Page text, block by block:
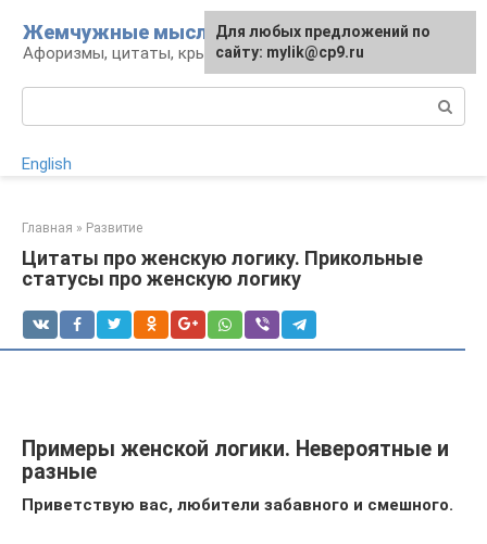
контенту
Жемчужные мысли
Афоризмы, цитаты, крылатые фразы
English
Главная » Развитие
Цитаты про женскую логику. Прикольные
статусы про женскую логику
Примеры женской логики. Невероятные и
разные
Приветствую вас, любители забавного и смешного.
Для любых предложений по
сайту: mylik@cp9.ru